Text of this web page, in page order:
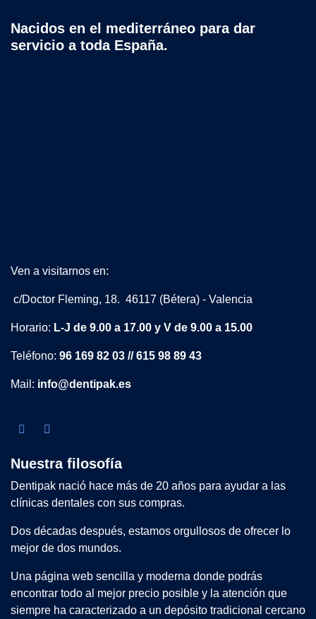
Nacidos en el mediterráneo para dar
servicio a toda España.
Ven a visitarnos en:
c/Doctor Fleming, 18. 46117 (Bétera) - Valencia
Horario: L-J de 9.00 a 17.00 y V de 9.00 a 15.00
Teléfono: 96 169 82 03 // 615 98 89 43
Mail: info@dentipak.es
Nuestra filosofía
Dentipak nació hace más de 20 años para ayudar a las
clínicas dentales con sus compras.
Dos décadas después, estamos orgullosos de ofrecer lo
mejor de dos mundos.
Una página web sencilla y moderna donde podrás
encontrar todo al mejor precio posible y la atención que
siempre ha caracterizado a un depósito tradicional cercano